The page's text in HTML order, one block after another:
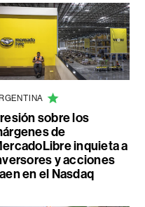
sobre los
de
inquieta a
y acciones
en el Nasdaq